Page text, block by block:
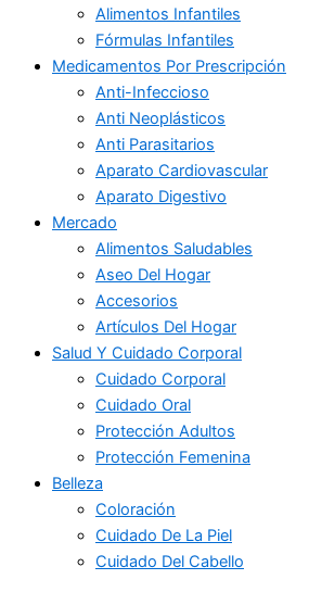
Alimentos Infantiles
Fórmulas Infantiles
Medicamentos Por Prescripción
Anti-Infeccioso
Anti Neoplásticos
Anti Parasitarios
Aparato Cardiovascular
Aparato Digestivo
Mercado
Alimentos Saludables
Aseo Del Hogar
Accesorios
Artículos Del Hogar
Salud Y Cuidado Corporal
Cuidado Corporal
Cuidado Oral
Protección Adultos
Protección Femenina
Belleza
Coloración
Cuidado De La Piel
Cuidado Del Cabello